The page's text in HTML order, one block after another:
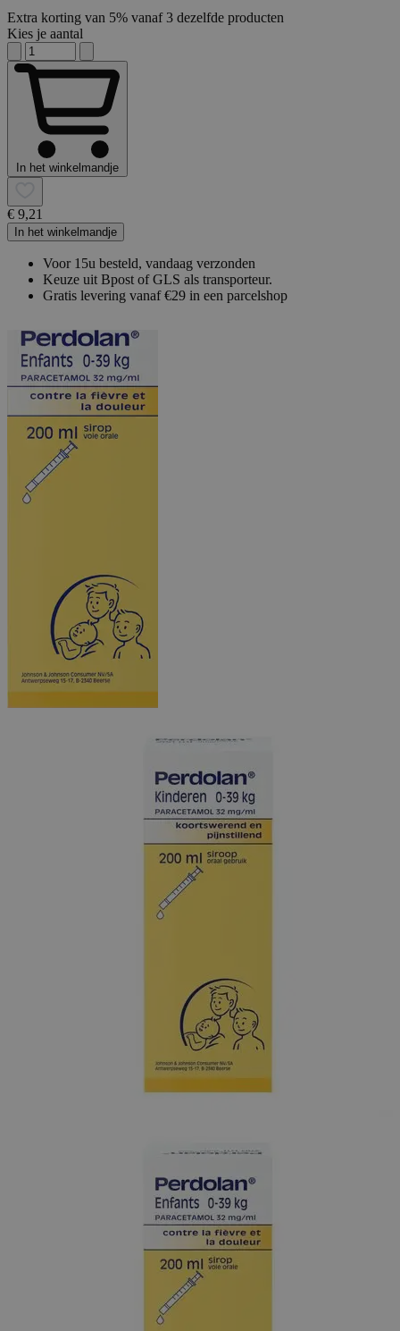
Extra korting van 5% vanaf 3 dezelfde producten
Kies je aantal
In het winkelmandje
€ 9,21
In het winkelmandje
Voor 15u besteld, vandaag verzonden
Keuze uit Bpost of GLS als transporteur.
Gratis levering vanaf €29 in een parcelshop